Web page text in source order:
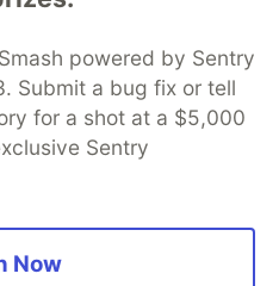
powered by Sentry
Submit a bug fix or tell
for a shot at a $5,000
Sentry
Now
your software career
Help
Advertise on DEV
Showcase About
Contact
DEV Shop
MLH
Policy
Terms of Use
software that powers
communities.